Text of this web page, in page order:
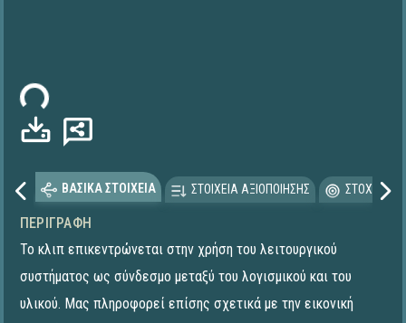
ΒΑΣΙΚΑ ΣΤΟΙΧΕΙΑ ΣΤΟΙΧΕΙΑ ΑΞΙΟΠΟΙΗΣΗΣ
ΠΕΡΙΓΡΑΦΉ
Το κλιπ επικεντρώνεται στην χρήση του λειτουργικού
συστήματος ως σύνδεσμο μεταξύ του λογισμικού και του
υλικού. Μας πληροφορεί επίσης σχετικά με την εικονική